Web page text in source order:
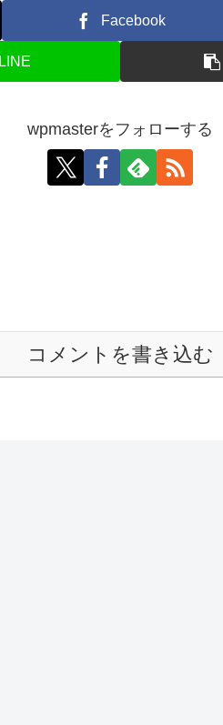
Facebook
LINE
wpmasterをフォローする
コメントを書き込む